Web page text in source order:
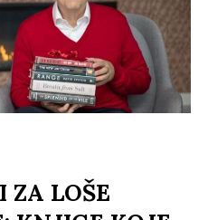
ZA LOŠE